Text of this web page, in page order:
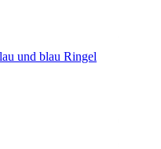
und blau Ringel